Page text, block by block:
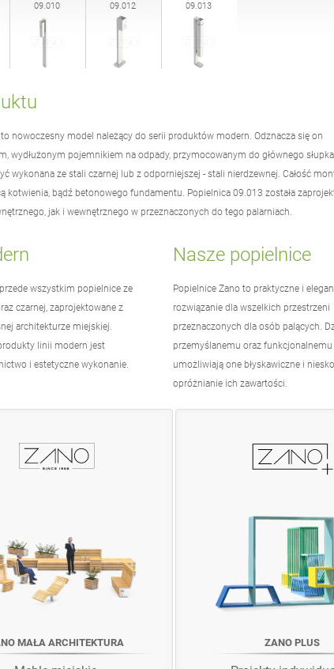
09.010 09.012 09.013
nowoczesny model należący do serii produktów modern. Odznacza się on
wydłużonym pojemnikiem na odpady, przymocowanym do głównego
wykonana ze stali czarnej lub z odporniejszej - stali nierdzewnej. Całość
kotwienia, bądź betonowego fundamentu. Popielnica 09.013 została
jak i wewnętrznego w przeznaczonych do tego palarniach.
wszystkim popielnice ze
czarnej, zaprojektowane z
architekturze miejskiej.
linii modern jest
i estetyczne wykonanie.
Nasze popielnice
Popielnice Zano to praktyczne i
rozwiązanie dla wszelkich przestrzeni
przeznaczonych dla osób palących.
przemyślanemu oraz
umożliwiają one błyskawiczne i
opróżnianie ich zawartości.
MAŁA ARCHITEKTURA ZANO PLUS